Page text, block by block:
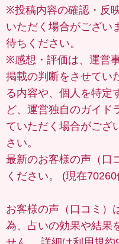
※投稿内容の確認・反
いただく場合がござい
待ちください。
※感想・評価は、運営
掲載の判断をさせてい
る内容や、個人を特定
ど、運営独自のガイド
ていただく場合がござ
さい。
最新のお客様の声（口
ください。 (現在70260
お客様の声（口コミ）
為、占いの効果や結果